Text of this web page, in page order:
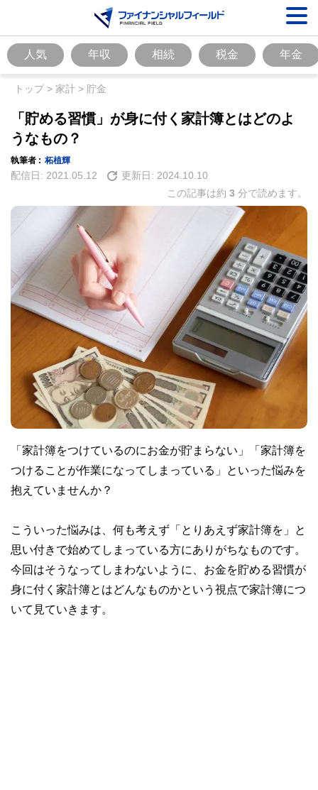
人気 年収 相続 税金 年金
トップ> 家計 > 貯金
「貯める習慣」が身に付く家計簿とはどのよ
うなもの？
執筆者 : 柘植輝
配信日: 2021.05.12 更新日: 2024.10.10
この記事は約 3 分で読めます。
「家計簿をつけているのにお金が貯まらない」「家計簿を
つけることが作業になってしまっている」といった悩みを
抱えていませんか？
こういった悩みは、何も考えず「とりあえず家計簿を」と
思い付きで始めてしまっている方にありがちなものです。
今回はそうなってしまわないように、お金を貯める習慣が
身に付く家計簿とはどんなものかという視点で家計簿につ
いて見ていきます。